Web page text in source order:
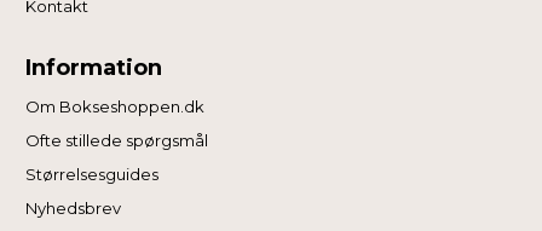
Kontakt
Information
Om Bokseshoppen.dk
Ofte stillede spørgsmål
Størrelsesguides
Nyhedsbrev